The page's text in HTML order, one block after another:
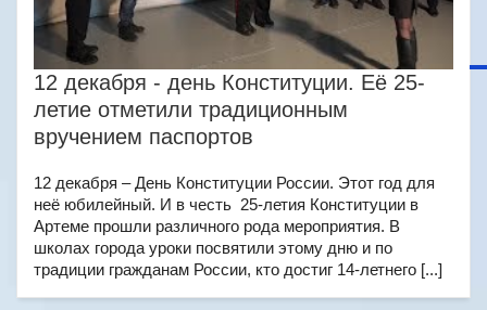
12 декабря - день Конституции. Её 25-
летие отметили традиционным
вручением паспортов
12 декабря – День Конституции России. Этот год для
неё юбилейный. И в честь 25-летия Конституции в
Артеме прошли различного рода мероприятия. В
школах города уроки посвятили этому дню и по
традиции гражданам России, кто достиг 14-летнего [...]